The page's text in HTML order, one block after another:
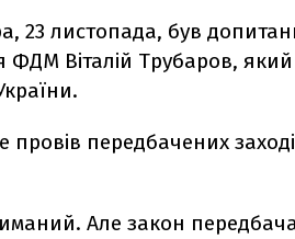
23 листопада, був
ФДМ Віталій Трубаров,
провів передбачених
Але закон